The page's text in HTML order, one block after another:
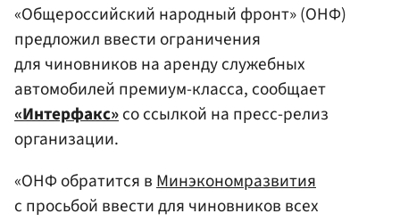
«Общероссийский народный фронт» (ОНФ)
предложил ввести ограничения
для чиновников на аренду служебных
автомобилей премиум-класса, сообщает
«Интерфакс»со ссылкой на пресс-релиз
организации.
«ОНФ обратится вМинэкономразвития
с просьбой ввести для чиновников всех